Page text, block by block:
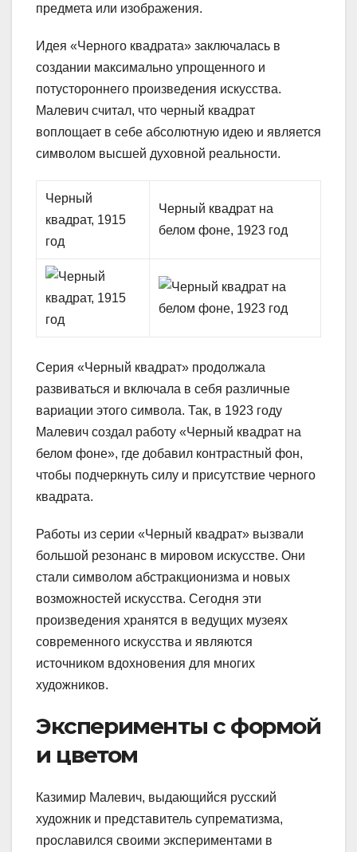
предмета или изображения.
Идея «Черного квадрата» заключалась в
создании максимально упрощенного и
потустороннего произведения искусства.
Малевич считал, что черный квадрат
воплощает в себе абсолютную идею и является
символом высшей духовной реальности.
Черный
квадрат, 1915
год
Черный квадрат на
белом фоне, 1923 год
Серия «Черный квадрат» продолжала
развиваться и включала в себя различные
вариации этого символа. Так, в 1923 году
Малевич создал работу «Черный квадрат на
белом фоне», где добавил контрастный фон,
чтобы подчеркнуть силу и присутствие черного
квадрата.
Работы из серии «Черный квадрат» вызвали
большой резонанс в мировом искусстве. Они
стали символом абстракционизма и новых
возможностей искусства. Сегодня эти
произведения хранятся в ведущих музеях
современного искусства и являются
источником вдохновения для многих
художников.
Эксперименты с формой
и цветом
Казимир Малевич, выдающийся русский
художник и представитель супрематизма,
прославился своими экспериментами в